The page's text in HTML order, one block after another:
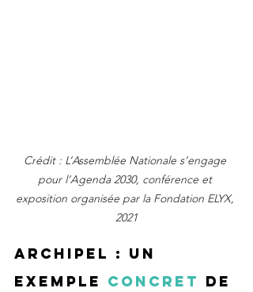
Crédit : L’Assemblée Nationale s’engage
pour l’Agenda 2030, conférence et
exposition organisée par la Fondation ELYX,
2021
ARCHIPEL : un
exemple concret de